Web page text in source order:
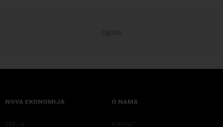
NOVA EKONOMIJA
SRBIJA
O NAMA
KONTAKT